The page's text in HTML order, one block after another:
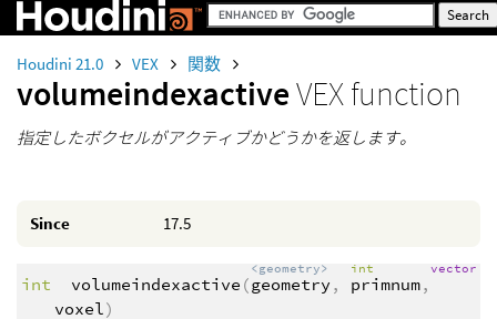
Houdini 21.0 VEX 関数
volumeindexactiveVEX function
指定したボクセルがアクティブかどうかを返します。
Since 17.5
int volumeindexactive (
<geometry>
geometry ,
int
primnum,
vector
voxel)